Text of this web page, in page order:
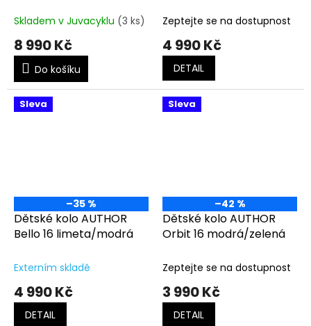
Skladem v Juvacyklu (3 ks)
8 990 Kč
Do košíku
Zeptejte se na dostupnost
4 990 Kč
DETAIL
Sleva
–35 %
Dětské kolo AUTHOR
Bello 16 limeta/modrá
Externím skladě
4 990 Kč
DETAIL
Sleva
–42 %
Dětské kolo AUTHOR
Orbit 16 modrá/zelená
Zeptejte se na dostupnost
3 990 Kč
DETAIL